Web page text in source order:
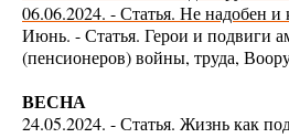
06.06.2024. - Статья. Не надобен и
Июнь. - Статья. Герои и подвиги
(пенсионеров) войны, труда,
ВЕСНА
24.05.2024. - Статья. Жизнь как